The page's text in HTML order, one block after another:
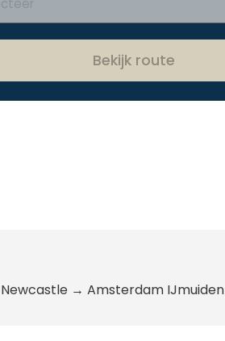
Bekijk route
Newcastle → Amsterdam IJmuiden